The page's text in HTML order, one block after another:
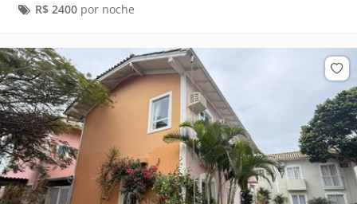
R$ 2400por noche